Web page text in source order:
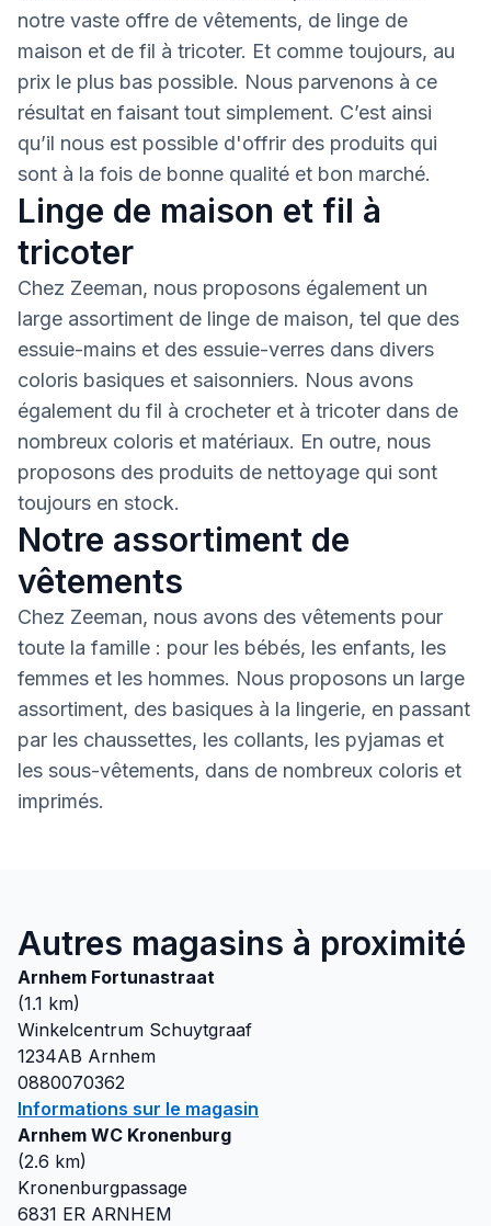
notre vaste offre de vêtements, de linge de
maison et de fil à tricoter. Et comme toujours, au
prix le plus bas possible. Nous parvenons à ce
résultat en faisant tout simplement. C’est ainsi
qu’il nous est possible d'offrir des produits qui
sont à la fois de bonne qualité et bon marché.
Linge de maison et fil à
tricoter
Chez Zeeman, nous proposons également un
large assortiment de linge de maison, tel que des
essuie-mains et des essuie-verres dans divers
coloris basiques et saisonniers. Nous avons
également du fil à crocheter et à tricoter dans de
nombreux coloris et matériaux. En outre, nous
proposons des produits de nettoyage qui sont
toujours en stock.
Notre assortiment de
vêtements
Chez Zeeman, nous avons des vêtements pour
toute la famille : pour les bébés, les enfants, les
femmes et les hommes. Nous proposons un large
assortiment, des basiques à la lingerie, en passant
par les chaussettes, les collants, les pyjamas et
les sous-vêtements, dans de nombreux coloris et
imprimés.
Autres magasins à proximité
Arnhem Fortunastraat
(1.1 km)
Winkelcentrum Schuytgraaf
1234AB Arnhem
0880070362
Informations sur le magasin
Arnhem WC Kronenburg
(2.6 km)
Kronenburgpassage
6831 ER ARNHEM